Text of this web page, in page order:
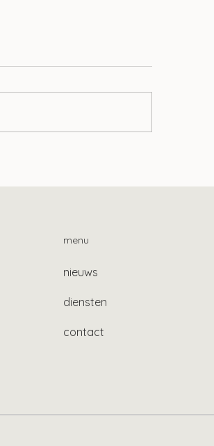
internetconsultatie
menu
nieuws
diensten
contact